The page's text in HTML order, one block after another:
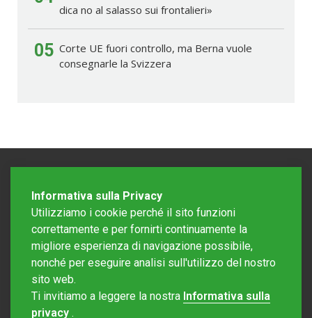
dica no al salasso sui frontalieri»
05 Corte UE fuori controllo, ma Berna vuole
consegnarle la Svizzera
Editore Rotostampa SA
Informativa sulla Privacy
Utilizziamo i cookie perché il sito funzioni
correttamente e per fornirti continuamente la
migliore esperienza di navigazione possibile,
nonché per eseguire analisi sull'utilizzo del nostro
sito web.
Ti invitiamo a leggere la nostra Informativa sulla
privacy .